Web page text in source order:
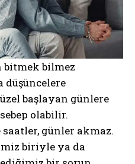
bilmez
düşüncelere
başlayan günlere
olabilir.
günler akmaz.
biriyle ya da